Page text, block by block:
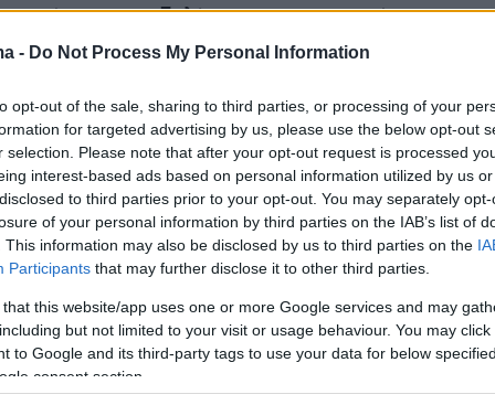
- Do Not Process My Personal Information
opt-out of the sale, sharing to third parties, or processing of your
for targeted advertising by us, please use the below opt-out
selection. Please note that after your opt-out request is processed
interest-based ads based on personal information utilized by us
to third parties prior to your opt-out. You may separately
of your personal information by third parties on the IAB’s list of
This information may also be disclosed by us to third parties on the
Participants that may further disclose it to other third parties.
that this website/app uses one or more Google services and may
but not limited to your visit or usage behaviour. You may
to Google and its third-party tags to use your data for below
consent section.
εξελίσσεται και το πρόγραμμα
μαχητικών Rafaleστην Π.Α., με την τέταρτη
εκπαιδευτές να ετοιμάζεται από τον
να αναλάβει καθήκοντα στην 114
στην Τανάγρα. Να σημειώσουμε πως από
έτος την εκπαίδευση των νέων πιλότων των
ήδη παραλάβει τα οκτώ από τα συνολικά
θα αναλάβουν εξ ολοκλήρου Ελληνες
προσαρμόζοντας το σχετικό πρόγραμμα στις
απαιτεί η αντιμετώπιση της τουρκικής
δύσκολο επιχειρησιακά περιβάλλον του
ίδια στιγμή, σε φάση ανάπτυξης βρίσκεται και